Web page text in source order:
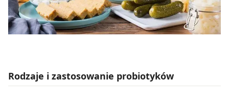
Rodzaje i zastosowanie probiotyków